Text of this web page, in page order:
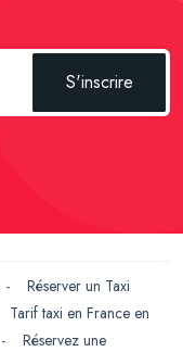
S'inscrire
- Réserver un Taxi
Tarif taxi en France en
- Réservez une